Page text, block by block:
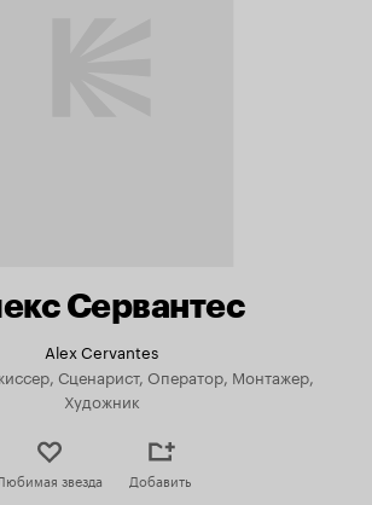
Сервантес
Alex Cervantes
Сценарист, Оператор, Монтажер,
Художник
звезда Добавить